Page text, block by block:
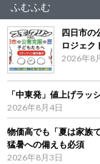
ふむふむ
四日市の
ロジェ
2026年8
「中東発」値上げラ
2026年8月4日
物価高でも「夏は家族
猛暑への備えも必須
2026年8月3日